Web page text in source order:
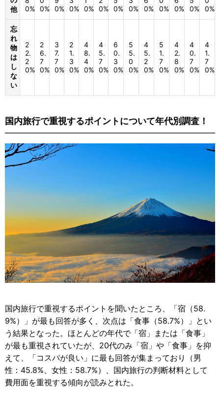
他
0% 0% 0% 0% 0% 0% 0%
0%
0%
0%
0%
0%
0%
忘
れ
物
は
し
な
い
2
2.
2
0%
2
6.
7
0%
3
7.
7
0%
2
1.
3
0%
4
8.
4
0%
4
5.
7
0%
6
0.
3
0%
5
5.
0
0%
4
5.
2
0%
5
1.
7
0%
4
2.
8
0%
4
0.
7
0%
4
1.
7
0%
国内旅行で重視するポイントについて年代別調査！
国内旅行で重視するポイントを聞いたところ、「宿（58.
9%）」が最も回答が多く、次点は「食事（58.7%）」とい
う結果となった。ほとんどの年代で「宿」または「食事」
が最も重視されていたが、20代のみ「宿」や「食事」を抑
えて、「コスパが良い」に最も回答が集まっており（男
性：45.8%、女性：58.7%）、国内旅行の判断材料として
費用面を重視する傾向が読みとれた。